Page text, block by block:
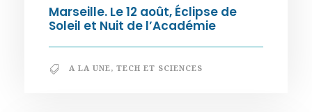
Marseille. Le 12 août, Éclipse de
Soleil et Nuit de l’Académie
A LA UNE, TECH ET SCIENCES